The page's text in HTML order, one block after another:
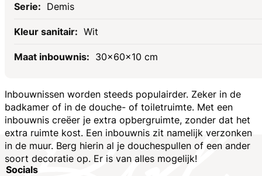
Demis
Wit
30x60x10 cm
Inbouwnissen worden steeds populairder. Zeker in de
badkamer of in de douche- of toiletruimte. Met een
inbouwnis creëer je extra opbergruimte, zonder dat het
extra ruimte kost. Een inbouwnis zit namelijk verzonken
in de muur. Berg hierin al je douchespullen of een ander
soort decoratie op. Er is van alles mogelijk!
Socials